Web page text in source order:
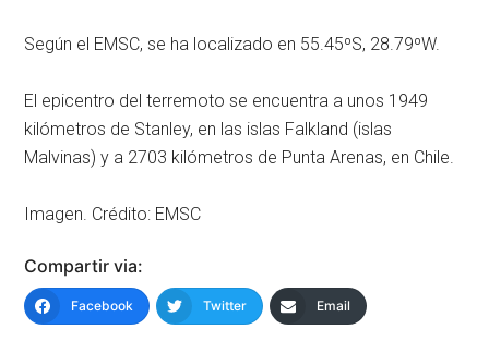
Según el EMSC, se ha localizado en 55.45ºS, 28.79ºW.
El epicentro del terremoto se encuentra a unos 1949
kilómetros de Stanley, en las islas Falkland (islas
Malvinas) y a 2703 kilómetros de Punta Arenas, en Chile.
Imagen. Crédito: EMSC
Compartir via:
Facebook Twitter Email